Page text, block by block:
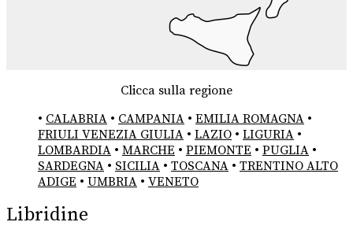
Clicca sulla regione
• CALABRIA • CAMPANIA • EMILIA ROMAGNA •
FRIULI VENEZIA GIULIA • LAZIO • LIGURIA •
LOMBARDIA • MARCHE • PIEMONTE • PUGLIA •
SARDEGNA • SICILIA • TOSCANA • TRENTINO ALTO
ADIGE • UMBRIA • VENETO
Libridine